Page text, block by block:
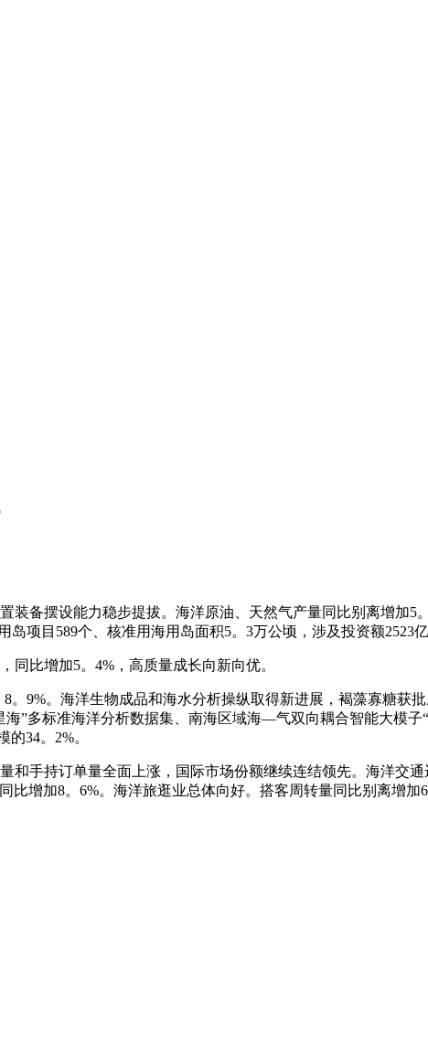
摆设能力稳步提拔。海洋原油、天然气产量同比别离增加5
项目589个、核准用海用岛面积5。3万公顷，涉及投资额2523亿
比增加5。4%，高质量成长向新向优。
9%。海洋生物成品和海水分析操纵取得新进展，褐藻寡糖获
”多标准海洋分析数据集、南海区域海—气双向耦合智能大模
34。2%。
手持订单量全面上涨，国际市场份额继续连结领先。海洋交通
增加8。6%。海洋旅逛业总体向好。搭客周转量同比别离增加6